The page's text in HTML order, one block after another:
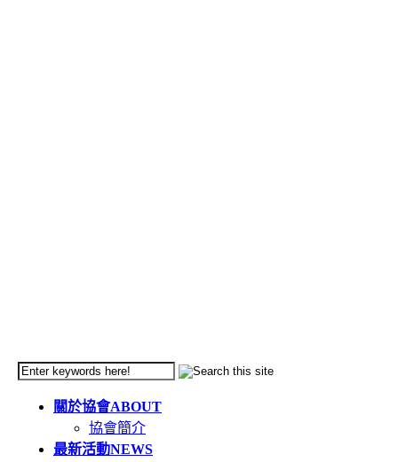
關於協會ABOUT
協會簡介
最新活動NEWS